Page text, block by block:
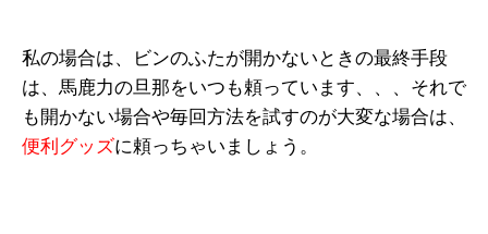
私の場合は、ビンのふたが開かないときの最終手段
は、馬鹿力の旦那をいつも頼っています、、、それで
も開かない場合や毎回方法を試すのが大変な場合は、
便利グッズに頼っちゃいましょう。